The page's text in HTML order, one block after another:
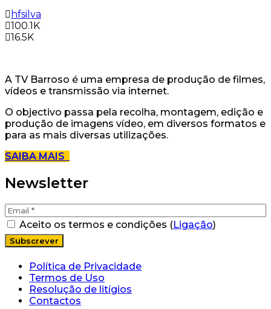
hfsilva
100.1K
16.5K
A TV Barroso é uma empresa de produção de filmes,
vídeos e transmissão via internet.
O objectivo passa pela recolha, montagem, edição e
produção de imagens vídeo, em diversos formatos e
para as mais diversas utilizações.
SAIBA MAIS
Newsletter
Aceito os termos e condições (Ligação)
Política de Privacidade
Termos de Uso
Resolução de litígios
Contactos